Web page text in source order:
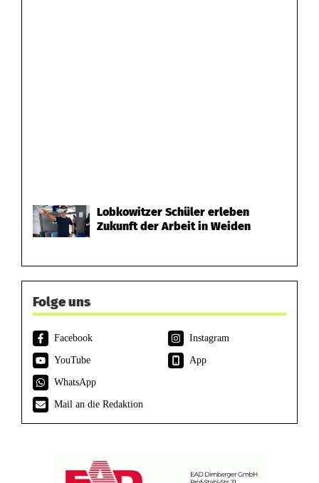
Lobkowitzer Schüler erleben
Zukunft der Arbeit in Weiden
Folge uns
Facebook
Instagram
YouTube
App
WhatsApp
Mail an die Redaktion